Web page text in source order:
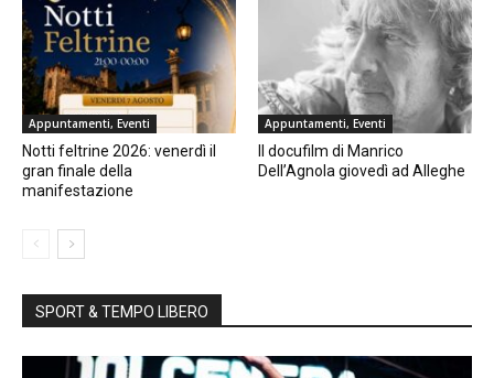
Appuntamenti, Eventi
Notti feltrine 2026: venerdì il
gran finale della
manifestazione
Appuntamenti, Eventi
Il docufilm di Manrico
Dell’Agnola giovedì ad Alleghe
SPORT & TEMPO LIBERO